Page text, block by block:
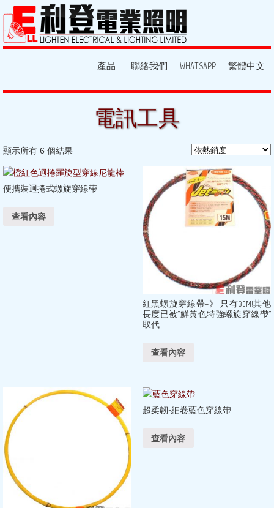
產品 聯絡我們 WHATSAPP 繁體中文
電訊工具
顯示所有 6 個結果
便攜裝迥捲式螺旋穿線帶
查看內容
紅黑螺旋穿線帶–》 只有30M!其他
長度已被”鮮黃色特強螺旋穿線帶”
取代
查看內容
超柔韌-細卷藍色穿線帶
查看內容